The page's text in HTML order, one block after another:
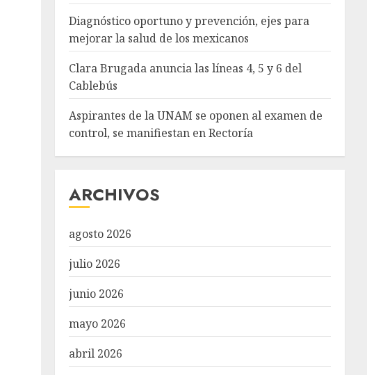
Diagnóstico oportuno y prevención, ejes para
mejorar la salud de los mexicanos
Clara Brugada anuncia las líneas 4, 5 y 6 del
Cablebús
Aspirantes de la UNAM se oponen al examen de
control, se manifiestan en Rectoría
ARCHIVOS
agosto 2026
julio 2026
junio 2026
mayo 2026
abril 2026